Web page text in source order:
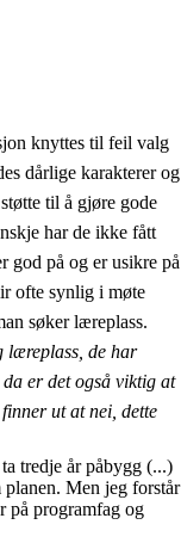
knyttes til feil valg
dårlige karakterer og
til å gjøre gode
har de ikke fått
god på og er usikre på
ofte synlig i møte
søker læreplass.
læreplass, de har
er det også viktig at
ut at nei, dette
tredje år påbygg (...)
planen. Men jeg forstår
på programfag og